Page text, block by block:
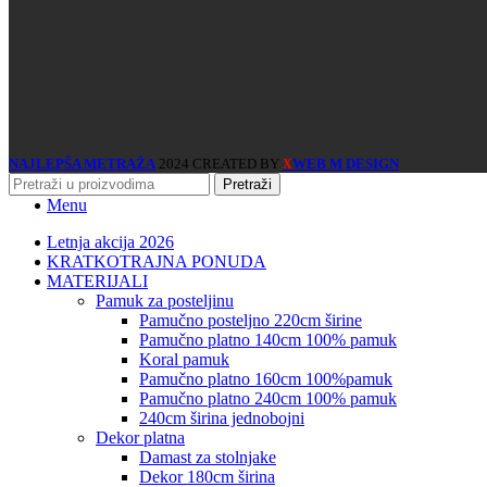
NAJLEPŠA METRAŽA 2024 CREATED BY XWEB M DESIGN
Pretraži
Menu
Letnja akcija 2026
KRATKOTRAJNA PONUDA
MATERIJALI
pamuk za posteljinu
pamučno posteljno 220cm širine
pamučno platno 140cm 100% pamuk
koral pamuk
pamučno platno 160cm 100%pamuk
pamučno platno 240cm 100% pamuk
240cm širina jednobojni
dekor platna
damast za stolnjake
dekor 180cm širina